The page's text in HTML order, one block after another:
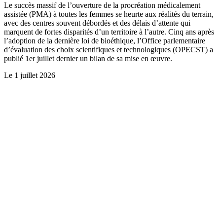
Le succès massif de l’ouverture de la procréation médicalement
assistée (PMA) à toutes les femmes se heurte aux réalités du terrain,
avec des centres souvent débordés et des délais d’attente qui
marquent de fortes disparités d’un territoire à l’autre. Cinq ans après
l’adoption de la dernière loi de bioéthique, l’Office parlementaire
d’évaluation des choix scientifiques et technologiques (OPECST) a
publié 1er juillet dernier un bilan de sa mise en œuvre.
Le 1 juillet 2026